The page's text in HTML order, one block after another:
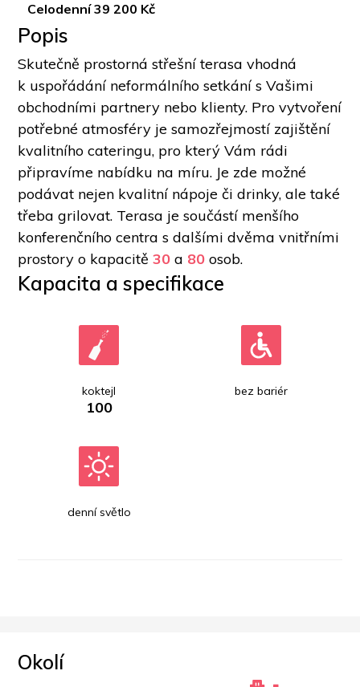
Celodenní 39 200 Kč
Popis
Skutečně prostorná střešní terasa vhodná
k uspořádání neformálního setkání s Vašimi
obchodními partnery nebo klienty. Pro vytvoření
potřebné atmosféry je samozřejmostí zajištění
kvalitního cateringu, pro který Vám rádi
připravíme nabídku na míru. Je zde možné
podávat nejen kvalitní nápoje či drinky, ale také
třeba grilovat. Terasa je součástí menšího
konferenčního centra s dalšími dvěma vnitřními
prostory o kapacitě 30 a 80 osob.
Kapacita a specifikace
koktejl
100
bez bariér
denní světlo
Okolí